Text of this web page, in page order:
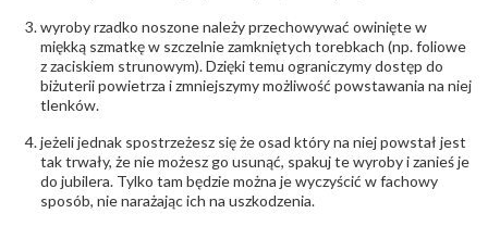
wyroby rzadko noszone należy przechowywać owinięte w
miękką szmatkę w szczelnie zamkniętych torebkach (np. foliowe
z zaciskiem strunowym). Dzięki temu ograniczymy dostęp do
biżuterii powietrza i zmniejszymy możliwość powstawania na niej
tlenków.
jeżeli jednak spostrzeżesz się że osad który na niej powstał jest
tak trwały, że nie możesz go usunąć, spakuj te wyroby i zanieś je
do jubilera. Tylko tam będzie można je wyczyścić w fachowy
sposób, nie narażając ich na uszkodzenia.